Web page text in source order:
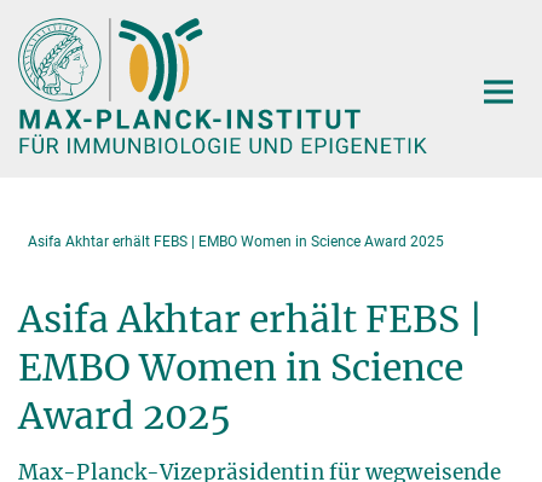
Hauptinhalt
Asifa Akhtar erhält FEBS | EMBO Women in Science Award 2025
Asifa Akhtar erhält FEBS |
EMBO Women in Science
Award 2025
Max-Planck-Vizepräsidentin für wegweisende